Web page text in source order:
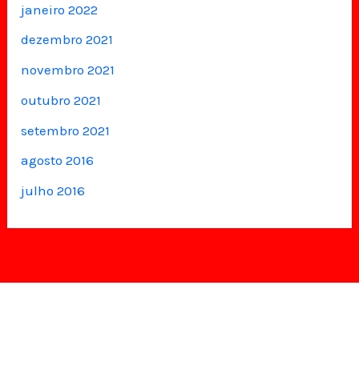
janeiro 2022
dezembro 2021
novembro 2021
outubro 2021
setembro 2021
agosto 2016
julho 2016